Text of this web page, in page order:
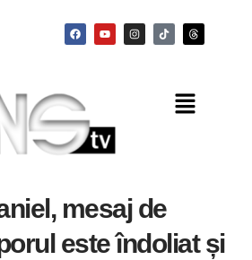
mesaj de
este îndoliat și